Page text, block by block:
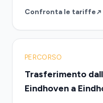
Confronta le tariffe
PERCORSO
Trasferimento
Eindhoven a